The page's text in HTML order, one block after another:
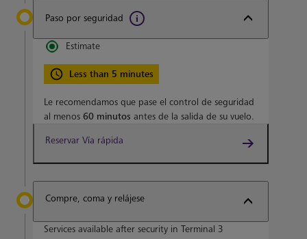
Paso por seguridad
Estimate
Less than 5 minutes
Le recomendamos que pase el control de seguridad
al menos 60 minutos antes de la salida de su vuelo.
Reservar Vía rápida
Compre, coma y relájese
Services available after security in Terminal 3